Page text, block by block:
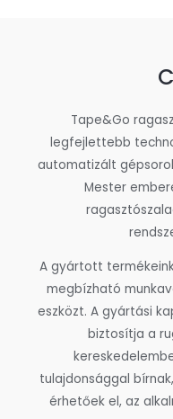
Tape&Go
legfejlettebb
automatizált
Mester
A gyártott
megbízható
eszközt. A gyártási
biztosítja a
tulajdonsággal
érhetőek el, az